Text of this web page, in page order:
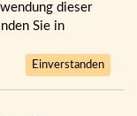
dieser
Sie in
Einverstanden